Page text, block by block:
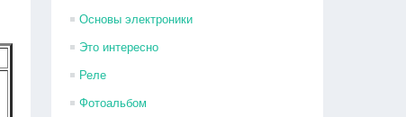
Основы электроники
Это интересно
Реле
Фотоальбом